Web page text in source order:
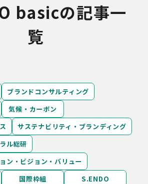
basicの記事一
覧
ブランドコンサルティング
気候・カーボン
サステナビリティ・ブランディング
ル総研
ン・ビジョン・バリュー
国際枠組
S.ENDO